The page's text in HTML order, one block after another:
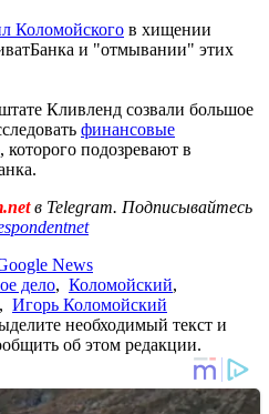
Коломойского в хищении
и "отмывании" этих
Кливленд созвали большое
финансовые
, которого подозревают в
в Telegram. Подписывайтесь
News
дело, Коломойский,
, Игорь Коломойский
необходимый текст и
об этом редакции.